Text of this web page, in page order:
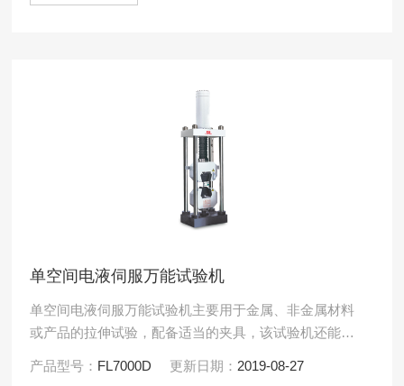
单空间电液伺服万能试验机
单空间电液伺服万能试验机主要用于金属、非金属材料
或产品的拉伸试验，配备适当的夹具，该试验机还能做
时该试验机还可以.....
产品型号： FL7000D 更新日期： 2019-08-27